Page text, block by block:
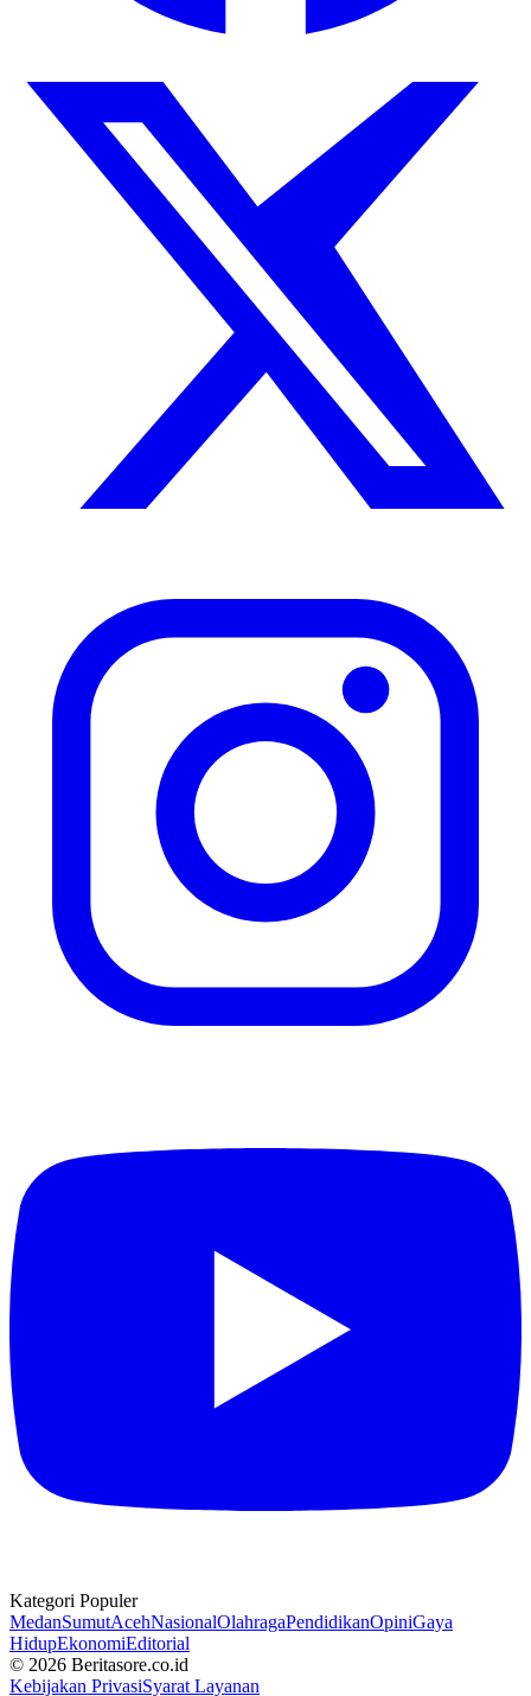
Kategori Populer
MedanSumutAcehNasionalOlahragaPendidikanOpiniGaya
HidupEkonomiEditorial
© 2026 Beritasore.co.id
Kebijakan PrivasiSyarat Layanan